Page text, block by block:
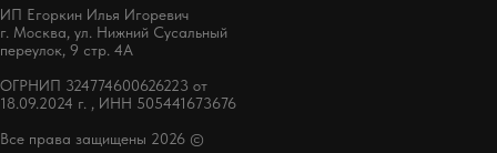
ИП Егоркин Илья Игоревич
г. Москва, ул. Нижний Сусальный
переулок, 9 стр. 4А
ОГРНИП 324774600626223 от
18.09.2024 г. , ИНН 505441673676
Все права защищены 2026 ©